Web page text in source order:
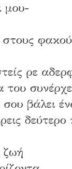
μου-
ρε
του
σου βάλει
δεύτερο
ζωή